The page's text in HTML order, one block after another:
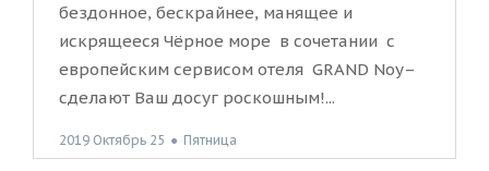
бездонное, бескрайнее, манящее и
искрящееся Чёрное море в сочетании с
европейским сервисом отеля GRAND Noy–
сделают Ваш досуг роскошным!...
2019 Октябрь 25 ● Пятница